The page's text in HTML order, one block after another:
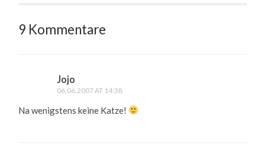
9 Kommentare
Jojo
06.06.2007 AT 14:38
Na wenigstens keine Katze!